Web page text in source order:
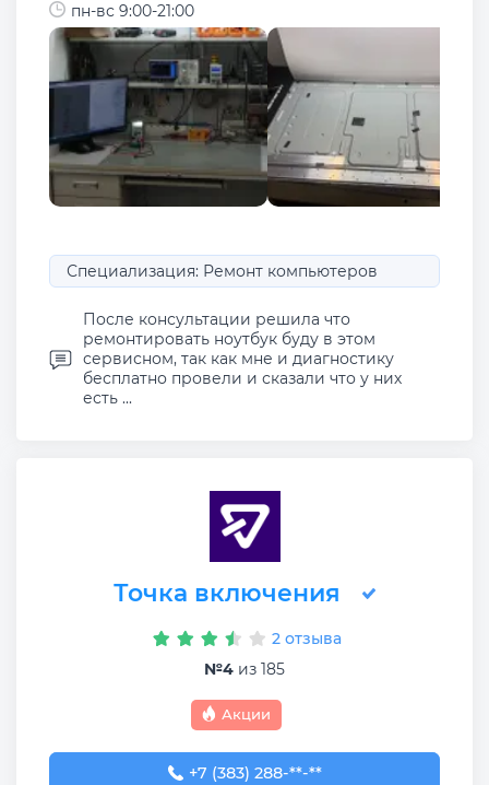
пн-вс 9:00-21:00
Специализация: Ремонт компьютеров
После консультации решила что
ремонтировать ноутбук буду в этом
сервисном, так как мне и диагностику
бесплатно провели и сказали что у них
есть ...
Точка включения
2 отзыва
№4 из 185
Акции
+7 (383) 288-88-77
+7 (383) 288-**-**